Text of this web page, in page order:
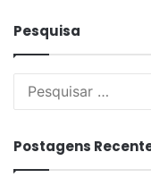
Pesquisa
Postagens